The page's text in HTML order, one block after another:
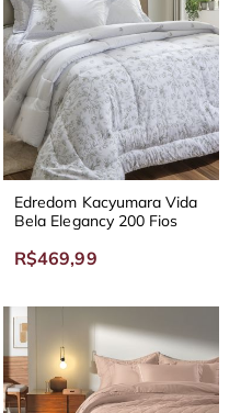
Edredom Kacyumara Vida
Bela Elegancy 200 Fios
R$469,99